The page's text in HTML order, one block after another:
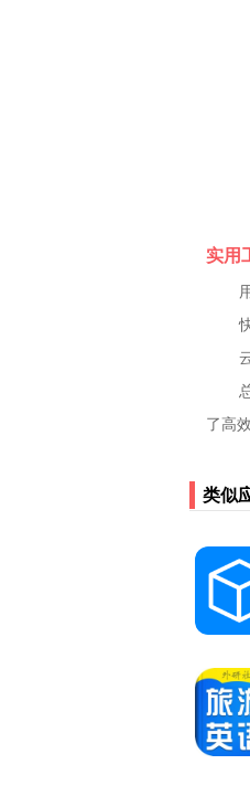
实用
了高
类似